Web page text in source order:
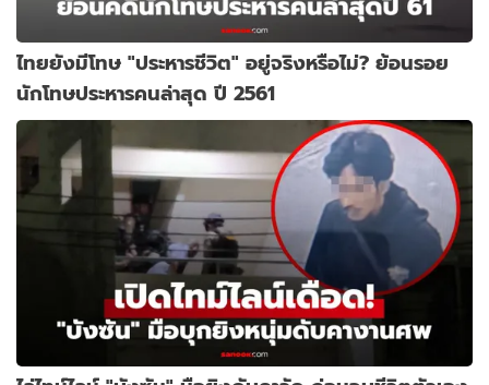
ไทยยังมีโทษ "ประหารชีวิต" อยู่จริงหรือไม่? ย้อนรอย
นักโทษประหารคนล่าสุด ปี 2561